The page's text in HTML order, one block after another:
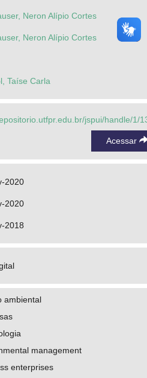
Neron Alípio Cortes
Neron Alípio Cortes
Taíse Carla
jspui/handle/1/
Acessar
2020
2020
2018
ambiental
management
enterprises